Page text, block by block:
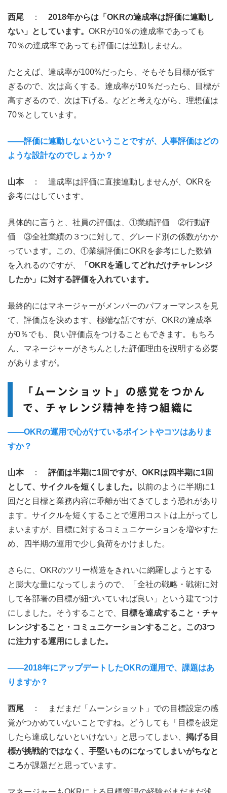
西尾 ： 2018年からは「OKRの達成率は評価に連動し
ない」としています。 OKRが10％の達成率であっても
70％の達成率であっても評価には連動しません。
たとえば、達成率が100%だったら、そもそも目標が低す
ぎるので、次は高くする。達成率が10％だったら、目標が
高すぎるので、次は下げる。などと考えながら、理想値は
70％としています。
――評価に連動しないということですが、人事評価はどの
ような設計なのでしょうか？
山本
： 達成率は評価に直接連動しませんが、OKRを
参考にはしています。
具体的に言うと、社員の評価は、①業績評価 ②行動評
価 ③全社業績の３つに対して、グレード別の係数がかか
っています。この、①業績評価にOKRを参考にした数値
を入れるのですが、
「OKRを通してどれだけチャレンジ
したか」に対する評価を入れています。
最終的にはマネージャーがメンバーのパフォーマンスを見
て、評価点を決めます。極端な話ですが、OKRの達成率
が0％でも、良い評価点をつけることもできます。もちろ
ん、マネージャーがきちんとした評価理由を説明する必要
がありますが。
「ムーンショット」の感覚をつかん
で、チャレンジ精神を持つ組織に
――OKRの運用で心がけているポイントやコツはありま
すか？
山本 ： 評価は半期に1回ですが、OKRは四半期に1回
として、サイクルを短くしました。
以前のように半期に1
回だと目標と業務内容に乖離が出てきてしまう恐れがあり
ます。サイクルを短くすることで運用コストは上がってし
まいますが、目標に対するコミュニケーションを増やすた
め、四半期の運用で少し負荷をかけました。
さらに、OKRのツリー構造をきれいに網羅しようとする
と膨大な量になってしまうので、「全社の戦略・戦術に対
して各部署の目標が紐づいていれば良い」という建てつけ
にしました。そうすることで、
目標を達成すること・チャ
レンジすること・コミュニケーションすること。この3つ
に注力する運用にしました。
――2018年にアップデートしたOKRの運用で、課題はあ
りますか？
西尾
： まだまだ「ムーンショット」での目標設定の感
覚がつかめていないことですね。どうしても「目標を設定
したら達成しないといけない」と思ってしまい、 掲げる目
標が挑戦的ではなく、手堅いものになってしまいがちなと
ころが課題だと思っています。